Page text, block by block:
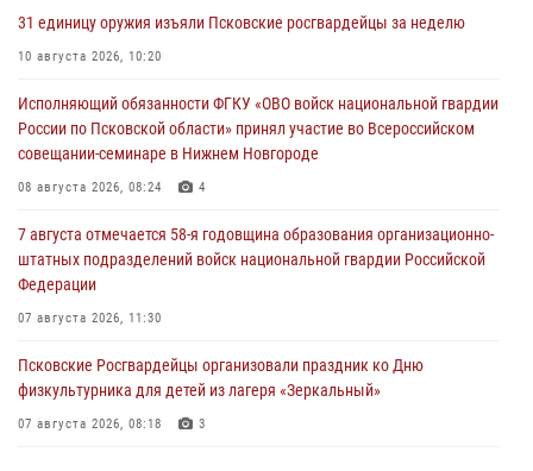
31 единицу оружия изъяли Псковские росгвардейцы за неделю
10 августа 2026, 10:20
Исполняющий обязанности ФГКУ «ОВО войск национальной гвардии
России по Псковской области» принял участие во Всероссийском
совещании-семинаре в Нижнем Новгороде
08 августа 2026, 08:24 4
7 августа отмечается 58-я годовщина образования организационно-
штатных подразделений войск национальной гвардии Российской
Федерации
07 августа 2026, 11:30
Псковские Росгвардейцы организовали праздник ко Дню
физкультурника для детей из лагеря «Зеркальный»
07 августа 2026, 08:18 3